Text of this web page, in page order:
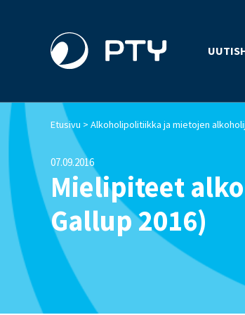
Etusivu >
07.09.2016
Mielipiteet
Gallup 2016)